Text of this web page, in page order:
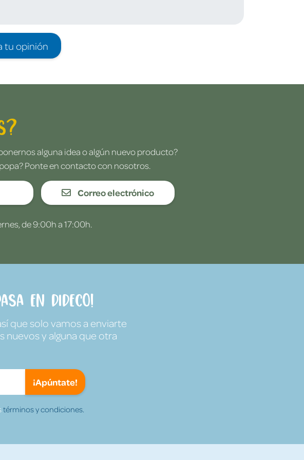
tu opinión
alguna idea o algún nuevo producto?
Ponte en contacto con nosotros.
Correo electrónico
de 9:00h a 17:00h.
en Dideco!
que solo vamos a enviarte
y alguna que otra
¡Apúntate!
términos y condiciones.